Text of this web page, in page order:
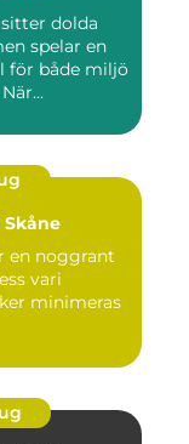
dolda
spelar en
för både miljö
en noggrant
vari
minimeras